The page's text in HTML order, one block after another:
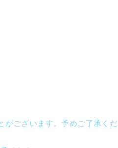
がございます。予めご了承くだ